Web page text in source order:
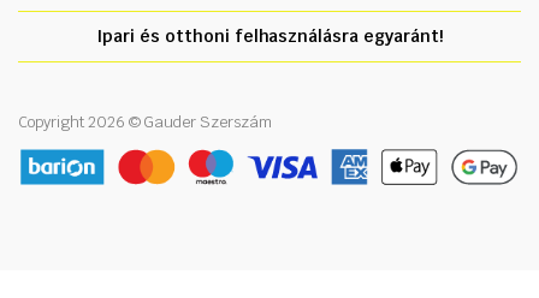
Ipari és otthoni felhasználásra egyaránt!
Copyright 2026 © Gauder Szerszám